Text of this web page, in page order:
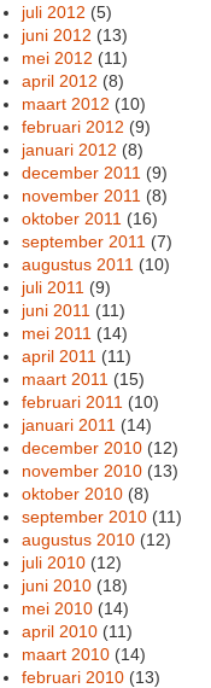
juli 2012 (5)
juni 2012 (13)
mei 2012 (11)
april 2012 (8)
maart 2012 (10)
februari 2012 (9)
januari 2012 (8)
december 2011 (9)
november 2011 (8)
oktober 2011 (16)
september 2011 (7)
augustus 2011 (10)
juli 2011 (9)
juni 2011 (11)
mei 2011 (14)
april 2011 (11)
maart 2011 (15)
februari 2011 (10)
januari 2011 (14)
december 2010 (12)
november 2010 (13)
oktober 2010 (8)
september 2010 (11)
augustus 2010 (12)
juli 2010 (12)
juni 2010 (18)
mei 2010 (14)
april 2010 (11)
maart 2010 (14)
februari 2010 (13)